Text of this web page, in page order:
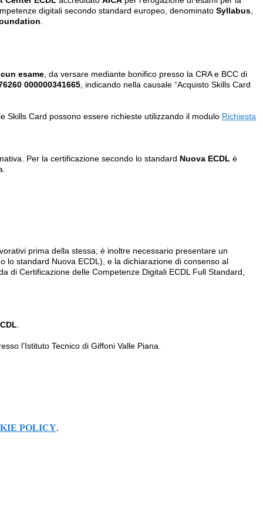
digitali secondo standard europeo, denominato Syllabus
esame , da versare mediante bonifico presso la CRA e BCC di
000000341665 , indicando nella causale “Acquisto Skills Card
Skills Card possono essere richieste utilizzando il modulo Richiesta
Per la certificazione secondo lo standard Nuova ECDL è
prima della stessa; è inoltre necessario presentare un
lo standard Nuova ECDL), e la dichiarazione di consenso al
di Certificazione delle Competenze Digitali ECDL Full Standard,
l’Istituto Tecnico di Giffoni Valle Piana.
POLICY.